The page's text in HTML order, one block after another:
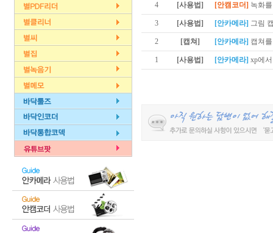
4 [사용법] [안캠코더] 녹화
3 [사용법] [안카메라] 그림
2 [캡쳐] [안카메라] 캡쳐
1 [사용법] [안카메라] xp에